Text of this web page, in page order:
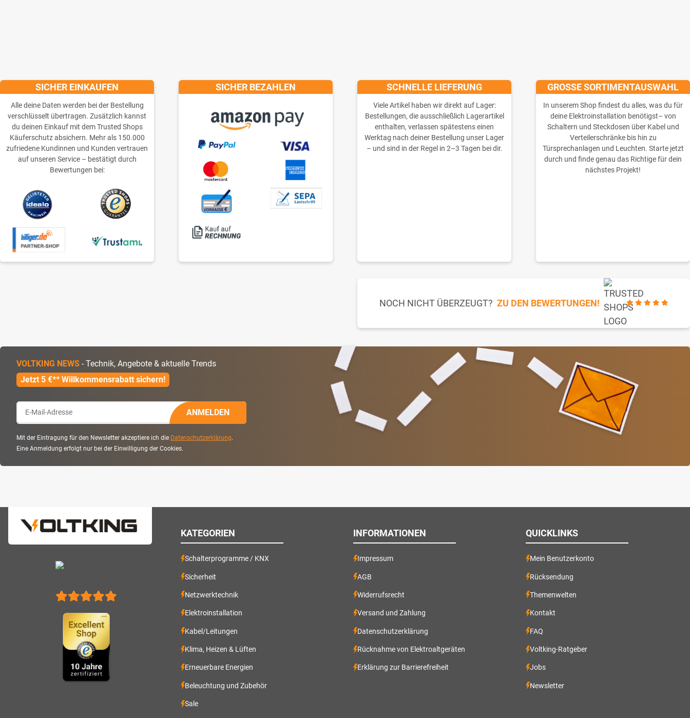
VOLTKING NEWS - Technik, Angebote & aktuelle Trends
Jetzt 5 €** Willkommensrabatt sichern!
ANMELDEN
Mit der Eintragung für den Newsletter akzeptiere ich die Datenschutzerklärung.
Eine Anmeldung erfolgt nur bei der Einwilligung der Cookies.
SICHER EINKAUFEN
Alle deine Daten werden bei der Bestellung
verschlüsselt übertragen. Zusätzlich kannst
du deinen Einkauf mit dem Trusted Shops
Käuferschutz absichern. Mehr als 150.000
zufriedene Kundinnen und Kunden vertrauen
auf unseren Service – bestätigt durch
Bewertungen bei:
SICHER BEZAHLEN SCHNELLE LIEFERUNG
Viele Artikel haben wir direkt auf Lager:
Bestellungen, die ausschließlich Lagerartikel
enthalten, verlassen spätestens einen
Werktag nach deiner Bestellung unser Lager
– und sind in der Regel in 2–3 Tagen bei dir.
GROSSE SORTIMENTAUSWAHL
In unserem Shop findest du alles, was du für
deine Elektroinstallation benötigst– von
Schaltern und Steckdosen über Kabel und
Verteilerschränke bis hin zu
Türsprechanlagen und Leuchten. Starte jetzt
durch und finde genau das Richtige für dein
nächstes Projekt!
NOCH NICHT ÜBERZEUGT? ZU DEN BEWERTUNGEN!
KATEGORIEN
Schalterprogramme / KNX
Sicherheit
Netzwerktechnik
Elektroinstallation
Kabel/Leitungen
Klima, Heizen & Lüften
Erneuerbare Energien
Beleuchtung und Zubehör
Sale
INFORMATIONEN
Impressum
AGB
Widerrufsrecht
Versand und Zahlung
Datenschutzerklärung
Rücknahme von Elektroaltgeräten
Erklärung zur Barrierefreiheit
QUICKLINKS
Mein Benutzerkonto
Rücksendung
Themenwelten
Kontakt
FAQ
Voltking-Ratgeber
Jobs
Newsletter